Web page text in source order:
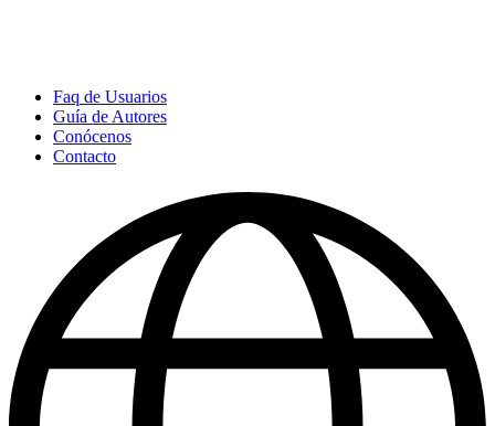
Faq de Usuarios
Guía de Autores
Conócenos
Contacto